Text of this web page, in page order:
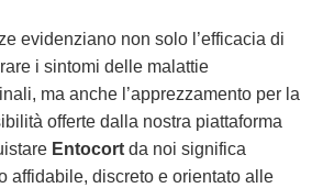
evidenziano non solo l’efficacia di
i sintomi delle malattie
ma anche l’apprezzamento per la
offerte dalla nostra piattaforma
Entocort da noi significa
affidabile, discreto e orientato alle